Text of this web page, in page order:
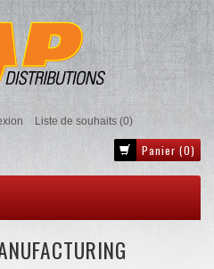
Liste de souhaits (0)
Panier (0)